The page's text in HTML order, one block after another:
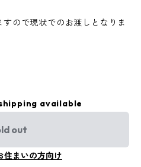
ので現状でのお渡しとなりま
available
out
住まいの方向け